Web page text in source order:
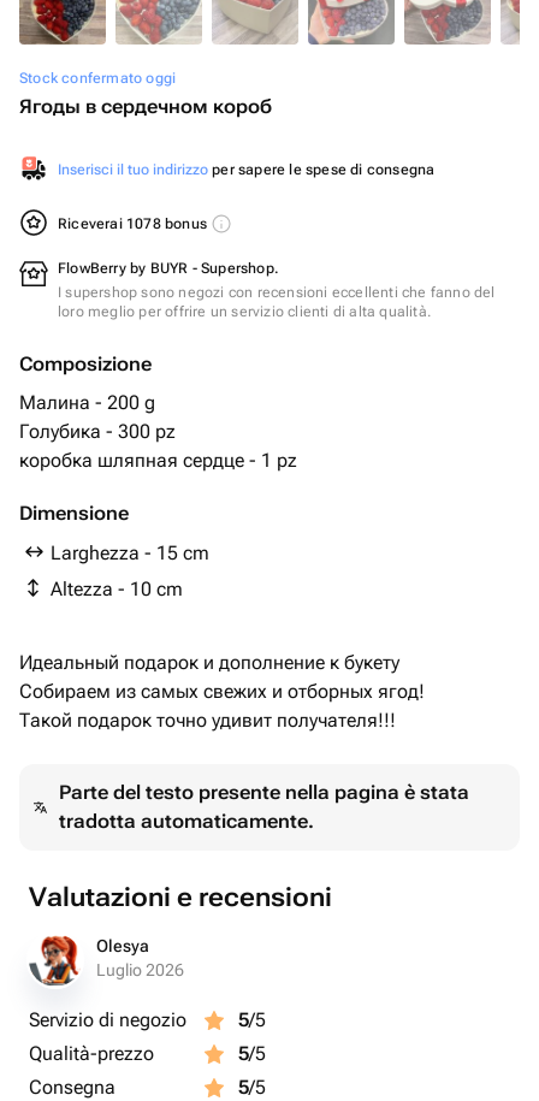
Stock confermato oggi
Ягоды в сердечном короб
Inserisci il tuo indirizzo per sapere le spese di consegna
Riceverai 1078 bonus
FlowBerry by BUYR - Supershop.
I supershop sono negozi con recensioni eccellenti che fanno del
loro meglio per offrire un servizio clienti di alta qualità.
Composizione
Малина - 200 g
Голубика - 300 pz
коробка шляпная сердце - 1 pz
Dimensione
Larghezza - 15 cm
Altezza - 10 cm
Идеальный подарок и дополнение к букету
Собираем из самых свежих и отборных ягод!
Такой подарок точно удивит получателя!!!
Parte del testo presente nella pagina è stata
tradotta automaticamente.
Valutazioni e recensioni
Olesya
Luglio 2026
Servizio di negozio 5/5
Qualità-prezzo
5/5
Consegna
5/5